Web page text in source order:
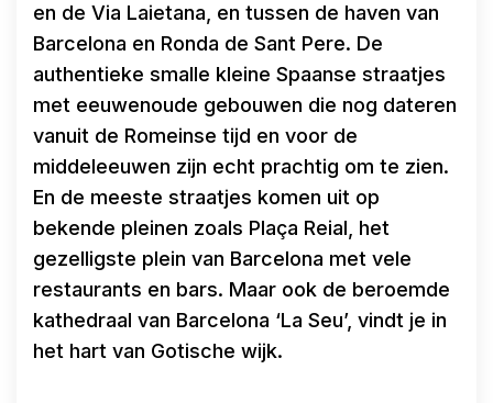
en de Via Laietana, en tussen de haven van
Barcelona en Ronda de Sant Pere. De
authentieke smalle kleine Spaanse straatjes
met eeuwenoude gebouwen die nog dateren
vanuit de Romeinse tijd en voor de
middeleeuwen zijn echt prachtig om te zien.
En de meeste straatjes komen uit op
bekende pleinen zoals Plaça Reial, het
gezelligste plein van Barcelona met vele
restaurants en bars. Maar ook de beroemde
kathedraal van Barcelona ‘La Seu’, vindt je in
het hart van Gotische wijk.